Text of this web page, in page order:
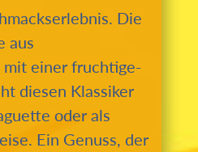
Die
aus
einer fruchtige-
diesen Klassiker
oder als
Ein Genuss, der